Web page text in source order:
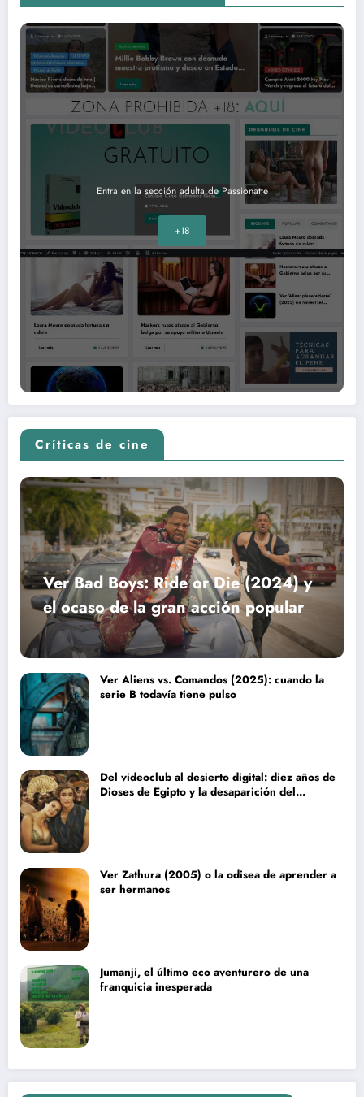
Entra en la sección adulta de Passionatte
+18
Críticas de cine
Ver Bad Boys: Ride or Die (2024) y
el ocaso de la gran acción popular
Ver Aliens vs. Comandos (2025): cuando la
serie B todavía tiene pulso
Del videoclub al desierto digital: diez años de
Dioses de Egipto y la desaparición del
Ver Zathura (2005) o la odisea de aprender a
ser hermanos
Jumanji, el último eco aventurero de una
franquicia inesperada